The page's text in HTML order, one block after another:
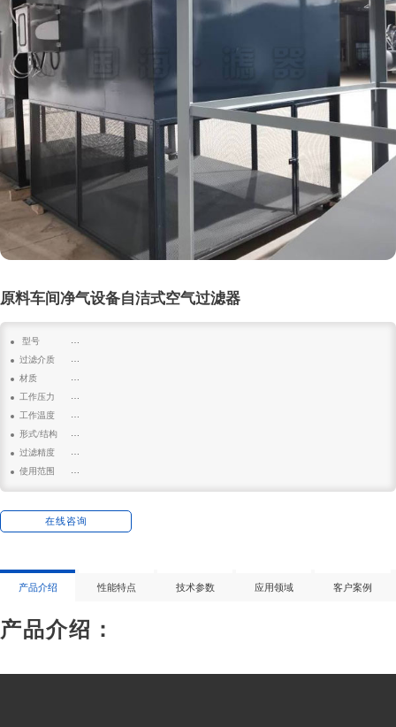
原料车间净气设备自洁式空气过滤器
型号
: GHZK-800
过滤介质
: 空气
材质
: 碳钢
工作压力
: 0.4mpa
工作温度
: 10-80℃
形式/结构
: 立式
过滤精度
: 1μm
使用范围
在线咨询
产品介绍 性能特点 技术参数 应用领域 客户案例
产品介绍：